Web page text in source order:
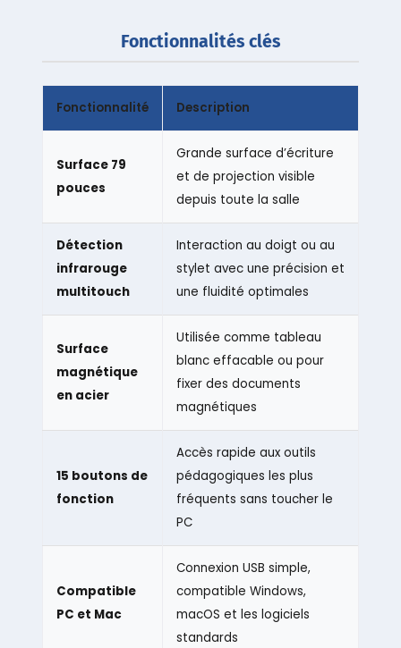
Fonctionnalités clés
Fonctionnalité Description
Surface 79
pouces
Grande surface d’écriture
et de projection visible
depuis toute la salle
Détection
infrarouge
multitouch
Interaction au doigt ou au
stylet avec une précision et
une fluidité optimales
Surface
magnétique
en acier
Utilisée comme tableau
blanc effacable ou pour
fixer des documents
magnétiques
15 boutons de
fonction
Accès rapide aux outils
pédagogiques les plus
fréquents sans toucher le
PC
Compatible
PC et Mac
Connexion USB simple,
compatible Windows,
macOS et les logiciels
standards